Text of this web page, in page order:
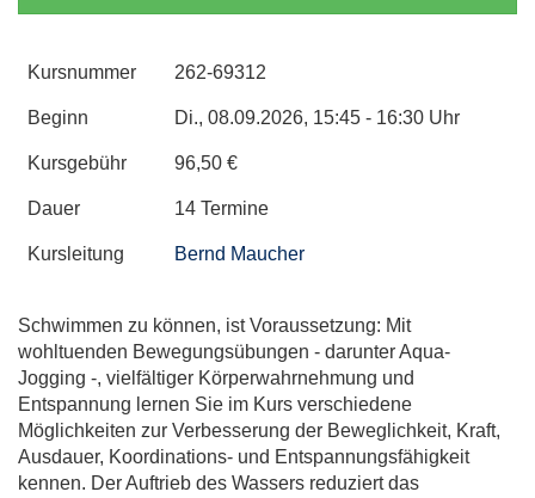
Kursnummer 262-69312
Beginn Di., 08.09.2026, 15:45 - 16:30 Uhr
Kursgebühr 96,50 €
Dauer 14 Termine
Kursleitung Bernd Maucher
Schwimmen zu können, ist Voraussetzung: Mit
wohltuenden Bewegungsübungen - darunter Aqua-
Jogging -, vielfältiger Körperwahrnehmung und
Entspannung lernen Sie im Kurs verschiedene
Möglichkeiten zur Verbesserung der Beweglichkeit, Kraft,
Ausdauer, Koordinations- und Entspannungsfähigkeit
kennen. Der Auftrieb des Wassers reduziert das